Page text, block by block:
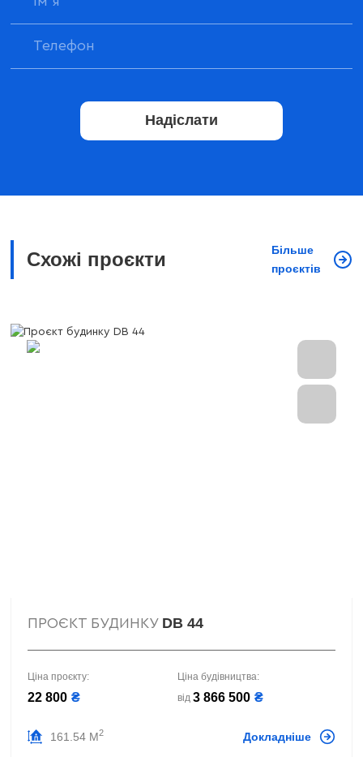
Надіслати
Схожі проєкти
Більше
проєктів
ПРОЄКТ БУДИНКУ DB 44
Ціна проєкту:
22 800 ₴
Ціна будівництва:
від 3 866 500 ₴
161.54 М2 Докладніше